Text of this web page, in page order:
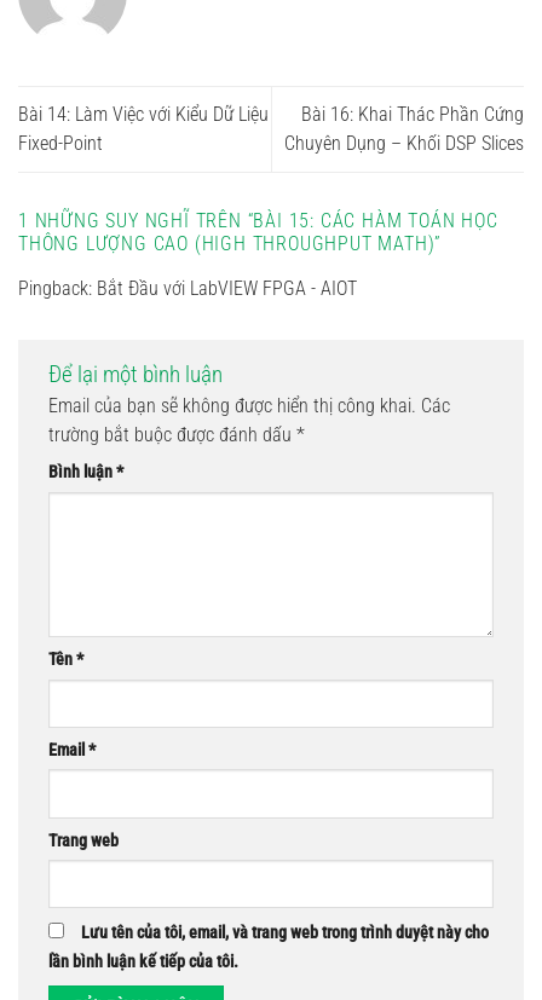
Bài 14: Làm Việc với Kiểu Dữ Liệu
Fixed-Point
Bài 16: Khai Thác Phần Cứng
Chuyên Dụng – Khối DSP Slices
1 NHỮNG SUY NGHĨ TRÊN “BÀI 15: CÁC HÀM TOÁN HỌC
THÔNG LƯỢNG CAO (HIGH THROUGHPUT MATH)”
Pingback: Bắt Đầu với LabVIEW FPGA - AIOT
Để lại một bình luận
Email của bạn sẽ không được hiển thị công khai. Các
trường bắt buộc được đánh dấu *
Bình luận*
Tên*
Email *
Trang web
Lưu tên của tôi, email, và trang web trong trình duyệt này cho
lần bình luận kế tiếp của tôi.